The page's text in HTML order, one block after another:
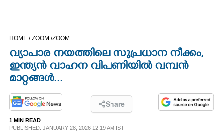
OPINION
PHOTOS
LIFESTYLE
HOME /ZOOM /ZOOM
വ്യാപാര നയത്തിലെ സുപ്രധാന നീക്കം,
ഇന്ത്യൻ വാഹന വിപണിയിൽ വമ്പൻ
മാറ്റങ്ങൾ...
Share
1 MIN READ
PUBLISHED: JANUARY 28, 2026 12:19 AM IST